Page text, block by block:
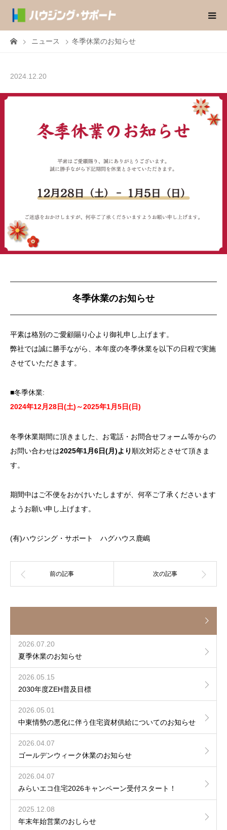
ニュース 冬季休業のお知らせ
2024.12.20
冬季休業のお知らせ
平素は格別のご愛顧賜り心より御礼申し上げます。
弊社では誠に勝手ながら、本年度の冬季休業を以下の日程で実施
させていただきます。
■冬季休業:
2024年12月28日(土)～2025年1月5日(日)
冬季休業期間に頂きました、お電話・お問合せフォーム等からの
お問い合わせは2025年1月6日(月)より 順次対応とさせて頂きま
す。
期間中はご不便をおかけいたしますが、何卒ご了承くださいます
ようお願い申し上げます。
(有)ハウジング・サポート ハグハウス鹿嶋
2026.07.20
夏季休業のお知らせ
2026.05.15
2030年度ZEH普及目標
2026.05.01
中東情勢の悪化に伴う住宅資材供給についてのお知らせ
2026.04.07
ゴールデンウィーク休業のお知らせ
2026.04.07
みらいエコ住宅2026キャンペーン受付スタート！
2025.12.08
年末年始営業のおしらせ